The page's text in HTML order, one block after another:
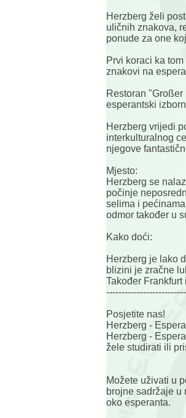
Herzberg želi
uličnih znakova,
ponude za one
Prvi koraci ka
znakovi na
Restoran
esperantski
Herzberg vrijedi
interkulturalnog
njegove
Mjesto:
Herzberg se
počinje
selima i
odmor također u
Kako doći:
Herzberg je lako
blizini je zračne
Također
Posjetite nas!
Herzberg -
Herzberg -
žele studirati ili
Možete uživati u
brojne sadržaje
oko esperanta.